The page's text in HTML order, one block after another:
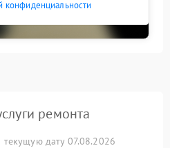
конфиденциальности
ремонта
дату 07.08.2026